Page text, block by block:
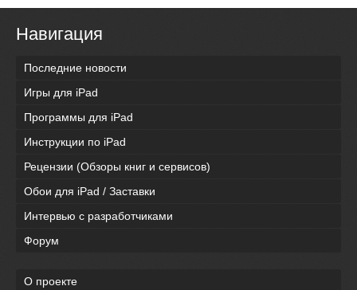
Навигация
Последние новости
Игры для iPad
Программы для iPad
Инструкции по iPad
Рецензии (Обзоры книг и сервисов)
Обои для iPad / Заставки
Интервью с разработчиками
Форум
О проекте